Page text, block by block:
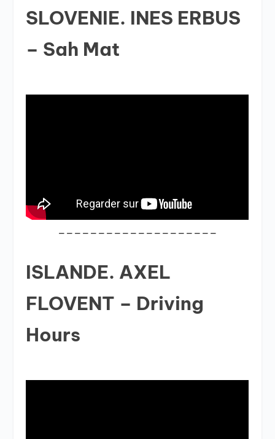
SLOVENIE. INES ERBUS
– Sah Mat
____________________
ISLANDE. AXEL
FLOVENT – Driving
Hours